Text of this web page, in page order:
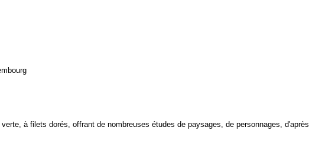
à filets dorés, offrant de nombreuses études de paysages, de personnages, d'après